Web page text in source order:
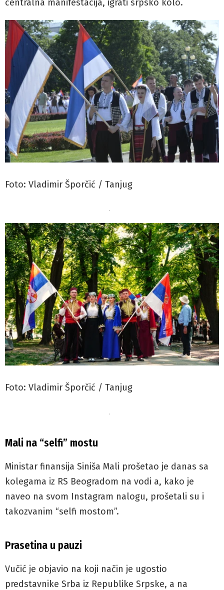
centralna manifestacija, igrati srpsko kolo.
Foto: Vladimir Šporčić / Tanjug
.
Foto: Vladimir Šporčić / Tanjug
.
Mali na “selfi” mostu
Ministar finansija Siniša Mali prošetao je danas sa
kolegama iz RS Beogradom na vodi a, kako je
naveo na svom Instagram nalogu, prošetali su i
takozvanim “selfi mostom”.
Prasetina u pauzi
Vučić je objavio na koji način je ugostio
predstavnike Srba iz Republike Srpske, a na